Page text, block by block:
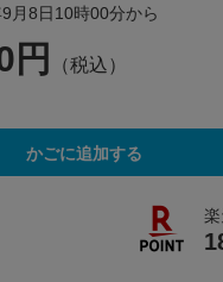
月8日10時00分から
円 （税込）
かごに追加する